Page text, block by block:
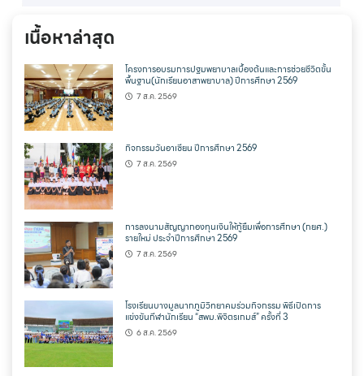
เนื้อหาล่าสุด
โครงการอบรมการปฐมพยาบาลเบื้องต้นและการช่วยชีวิตขั้น
พื้นฐาน(นักเรียนอาสาพยาบาล) ปีการศึกษา 2569
7 ส.ค. 2569
กิจกรรมวันอาเซียน ปีการศึกษา 2569
7 ส.ค. 2569
การลงนามสัญญากองทุนเงินให้กู้ยืมเพื่อการศึกษา (กยศ.)
รายใหม่ ประจำปีการศึกษา 2569
7 ส.ค. 2569
โรงเรียนบางมูลนากภูมิวิทยาคมร่วมกิจกรรม พิธีเปิดการ
แข่งขันกีฬานักเรียน “สพม.พิจิตรเกมส์” ครั้งที่ 3
6 ส.ค. 2569